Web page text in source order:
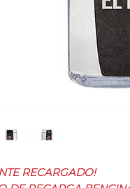
RECARGADO!